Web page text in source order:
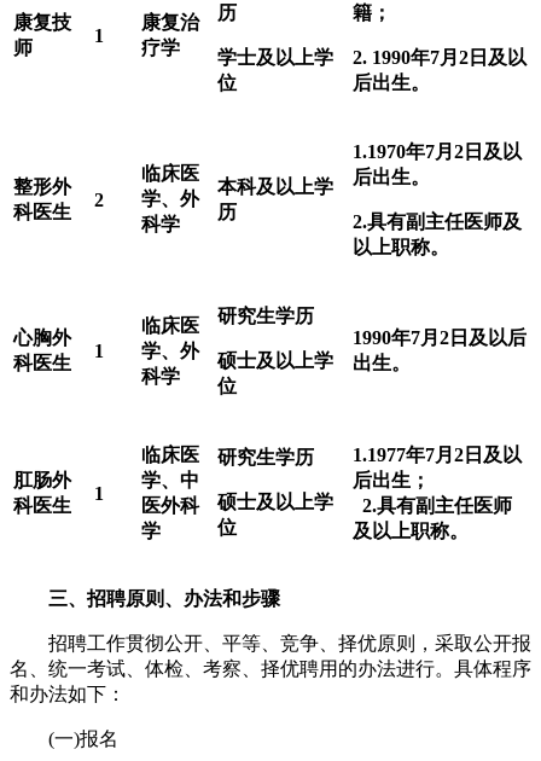
康复技
师
1
康复治
疗学
历
学士及以上学
位
籍；
2. 1990年7月2日及以
后出生。
整形外
科医生
2
临床医
学、外
科学
本科及以上学
历
1.1970年7月2日及以
后出生。
2.具有副主任医师及
以上职称。
心胸外
科医生
1
临床医
学、外
科学
研究生学历
硕士及以上学
位
1990年7月2日及以后
出生。
肛肠外
科医生
1
临床医
学、中
医外科
学
研究生学历
硕士及以上学
位
1.1977年7月2日及以
后出生；
2.具有副主任医师
及以上职称。
三、招聘原则、办法和步骤
招聘工作贯彻公开、平等、竞争、择优原则，采取公开报
名、统一考试、体检、考察、择优聘用的办法进行。具体程序
和办法如下：
(一)报名